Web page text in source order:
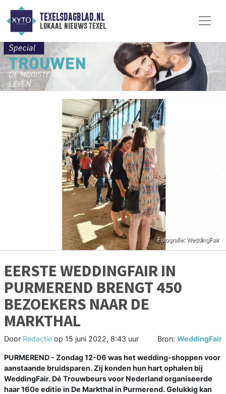
TEXELSDAGBLAD.NL
lokaal nieuws texel
EERSTE WEDDINGFAIR IN
PURMEREND BRENGT 450
BEZOEKERS NAAR DE
MARKTHAL
Door Redactie op 15 juni 2022, 8:43 uur Bron: WeddingFair
PURMEREND - Zondag 12-06 was het wedding-shoppen voor
aanstaande bruidsparen. Zij konden hun hart ophalen bij
WeddingFair. Dé Trouwbeurs voor Nederland organiseerde
haar 160e editie in De Markthal in Purmerend. Gelukkig kan